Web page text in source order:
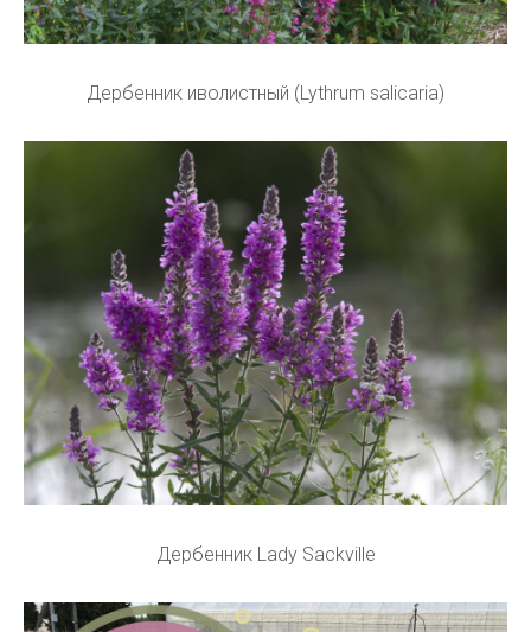
Дербенник иволистный (Lythrum salicaria)
Дербенник Lady Sackville